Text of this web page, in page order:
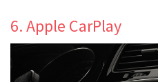
6. Apple CarPlay